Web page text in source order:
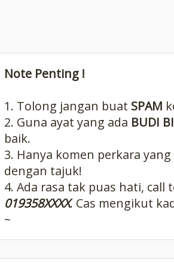
Note Penting !
1. Tolong jangan buat SPAM
2. Guna ayat yang ada BUDI
baik.
3. Hanya komen perkara yang
dengan tajuk!
4. Ada rasa tak puas hati, call
019358XXXX. Cas mengikut
~